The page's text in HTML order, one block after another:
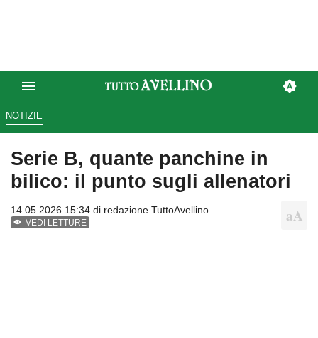
NOTIZIE
Serie B, quante panchine in
bilico: il punto sugli allenatori
14.05.2026 15:34 di redazione TuttoAvellino
VEDI LETTURE